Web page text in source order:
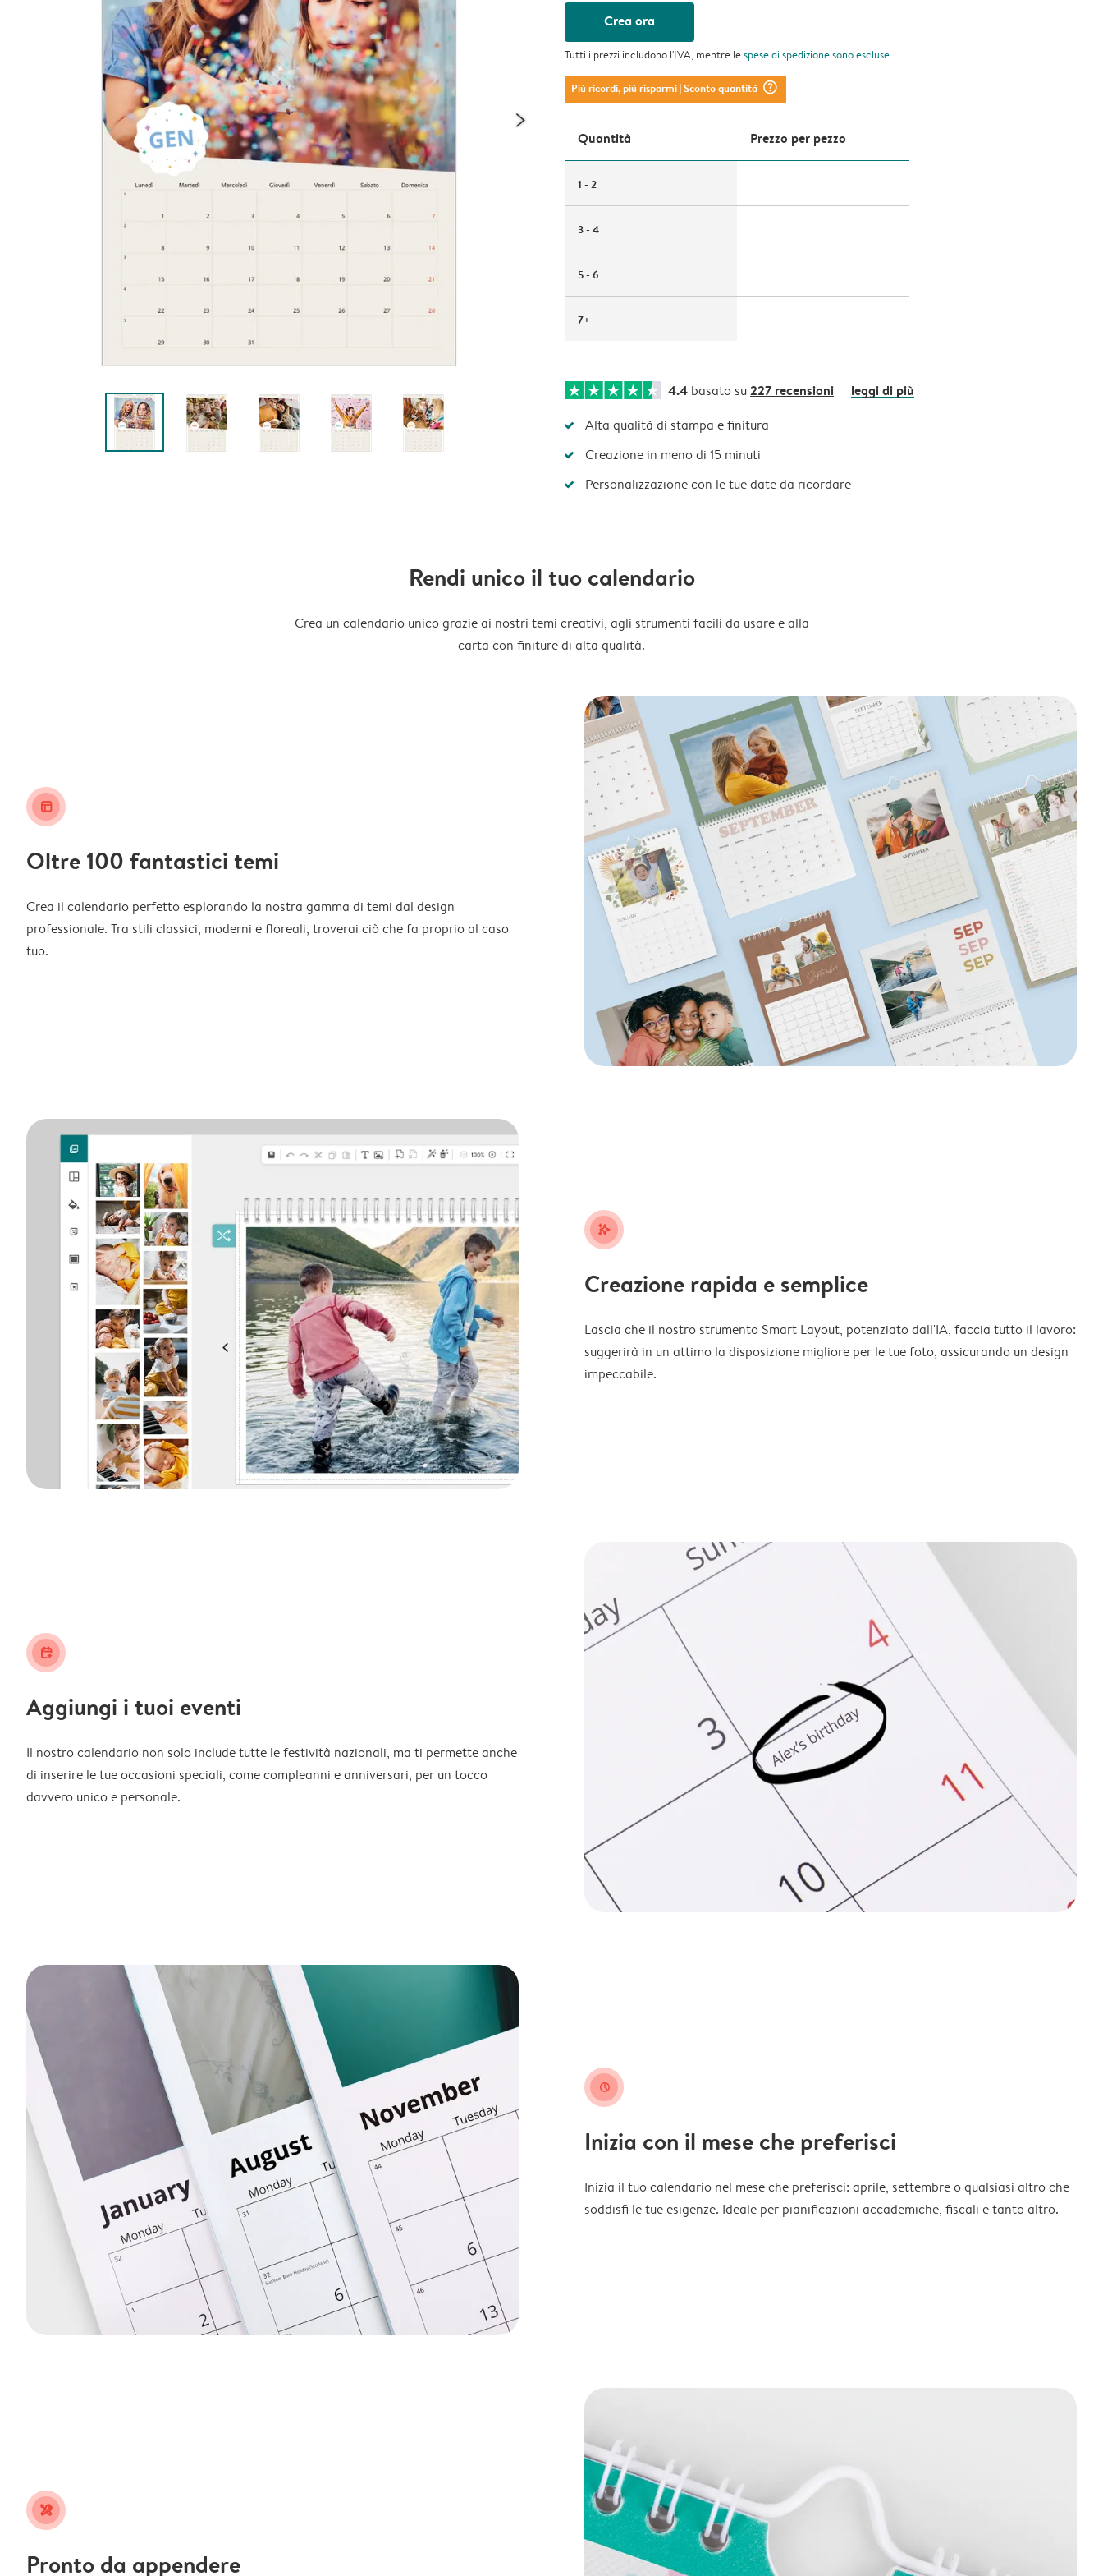
Crea ora
Tutti i prezzi includono l'IVA, mentre lespese di spedizionesono escluse.
Più ricordi, più risparmi| Sconto quantità question_mark_circle
Quantità Prezzo per pezzo
1 - 2
3 - 4
5 - 6
7+
4.4 basato su227 recensioni leggi di più
Alta qualità di stampa e finitura
Creazione in meno di 15 minuti
Personalizzazione con le tue date da ricordare
Rendi unico il tuo calendario
Crea un calendario unico grazie ai nostri temi creativi, agli strumenti facili da usare e alla
carta con finiture di alta qualità.
layout_alt
Oltre 100 fantastici temi
Crea il calendario perfetto esplorando la nostra gamma di temi dal design
professionale. Tra stili classici, moderni e floreali, troverai ciò che fa proprio al caso
tuo.
stars_plus
Creazione rapida e semplice
Lascia che il nostro strumento Smart Layout, potenziato dall'IA, faccia tutto il lavoro:
suggerirà in un attimo la disposizione migliore per le tue foto, assicurando un design
impeccabile.
calendar_plus
Aggiungi i tuoi eventi
Il nostro calendario non solo include tutte le festività nazionali, ma ti permette anche
di inserire le tue occasioni speciali, come compleanni e anniversari, per un tocco
davvero unico e personale.
clock
Inizia con il mese che preferisci
Inizia il tuo calendario nel mese che preferisci: aprile, settembre o qualsiasi altro che
soddisfi le tue esigenze. Ideale per pianificazioni accademiche, fiscali e tanto altro.
tools
Pronto da appendere